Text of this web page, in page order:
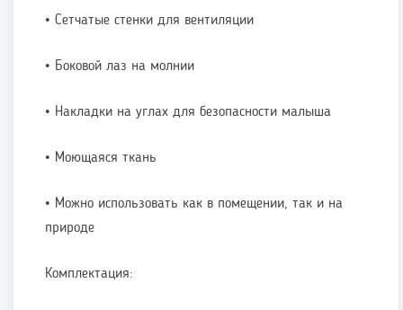
• Сетчатые стенки для вентиляции
• Боковой лаз на молнии
• Накладки на углах для безопасности малыша
• Моющаяся ткань
• Можно использовать как в помещении, так и на
природе
Комплектация: